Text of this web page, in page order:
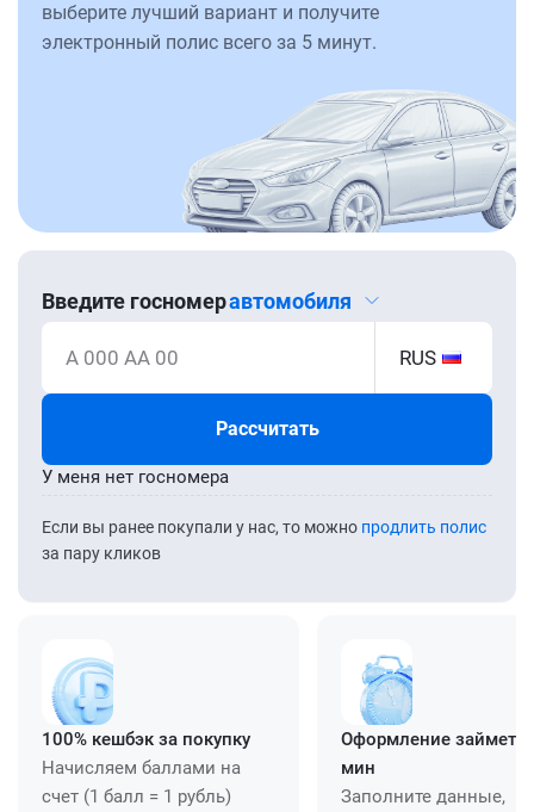
выберите лучший вариант и получите
электронный полис всего за 5 минут.
Введите госномеравтомобиля
А 000 АА 00 RUS
Рассчитать
Если вы ранее покупали у нас, то можно продлить полис
за пару кликов
У меня нет госномера
100% кешбэк за покупку
Начисляем баллами на
счет (1 балл = 1 рубль)
Оформление займет
мин
Заполните данные,